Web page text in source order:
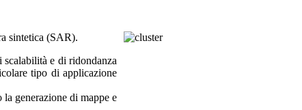
sintetica (SAR).
e di ridondanza
tipo di applicazione
generazione di mappe e